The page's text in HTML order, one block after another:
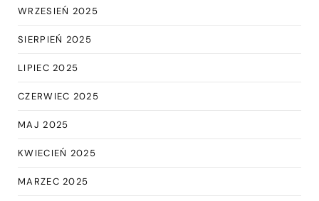
WRZESIEŃ 2025
SIERPIEŃ 2025
LIPIEC 2025
CZERWIEC 2025
MAJ 2025
KWIECIEŃ 2025
MARZEC 2025